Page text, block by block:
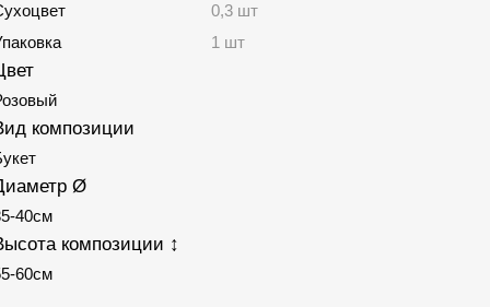
0,3 шт
1 шт
композиции
Ø
40см
композиции ↕
60см